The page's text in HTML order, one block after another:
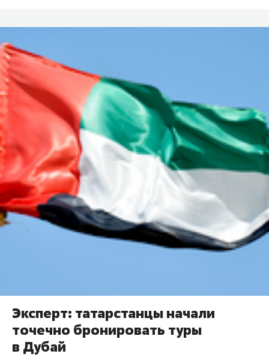
Эксперт: татарстанцы начали
точечно бронировать туры
в Дубай